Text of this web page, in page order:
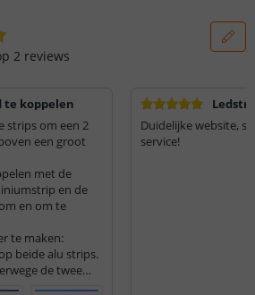
2 reviews
te koppelen
strips om een 2
een groot
met de
en de
en om te
te maken:
beide alu strips.
de twee
Duidelijke website,
service!